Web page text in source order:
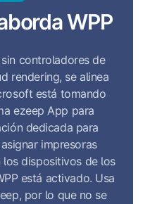
WPP
controladores de
rendering, se alinea
está tomando
ezeep App para
dedicada para
impresoras
dispositivos de los
está activado. Usa
por lo que no se